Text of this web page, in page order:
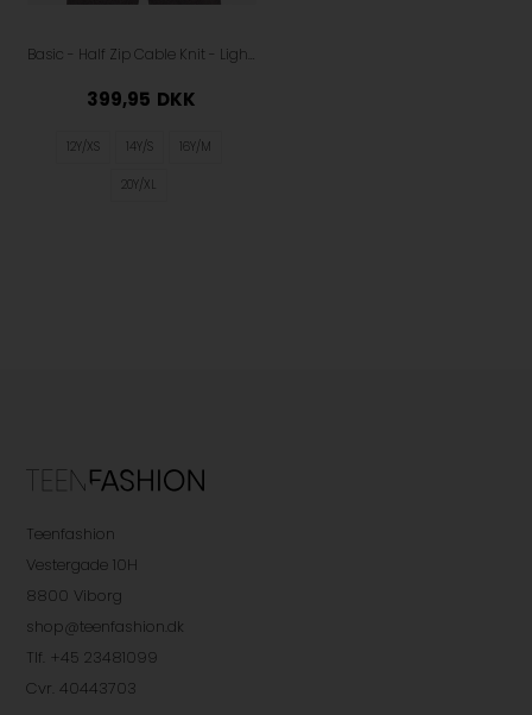
Basic - Half Zip Cable Knit - Light Grey
399,95 DKK
12Y/XS 14Y/S 16Y/M
20Y/XL
Teenfashion
Vestergade 10H
8800 Viborg
shop@teenfashion.dk
Tlf. +45 23481099
Cvr. 40443703